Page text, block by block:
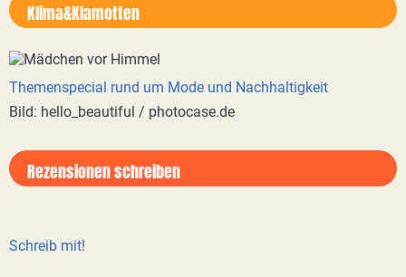
Klima&Klamotten
Themenspecial rund um Mode und Nachhaltigkeit
Bild: hello_beautiful / photocase.de
Rezensionen schreiben
Schreib mit!